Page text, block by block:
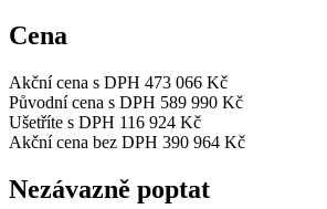
Cena
Akční cena s DPH 473 066 Kč
Původní cena s DPH 589 990 Kč
Ušetříte s DPH 116 924 Kč
Akční cena bez DPH 390 964 Kč
Nezávazně poptat